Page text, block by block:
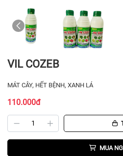
VIL COZEB
MÁT CÂY, HẾT BỆNH, XANH LÁ
110.000đ
MUA